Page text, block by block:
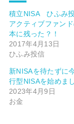
積立NISA ひふみ投
アクティブファン
本に残った？！
2017年4月13日
ひふみ投信
新NISAを待たずに
行型NISAを始めま
2023年4月9日
お金